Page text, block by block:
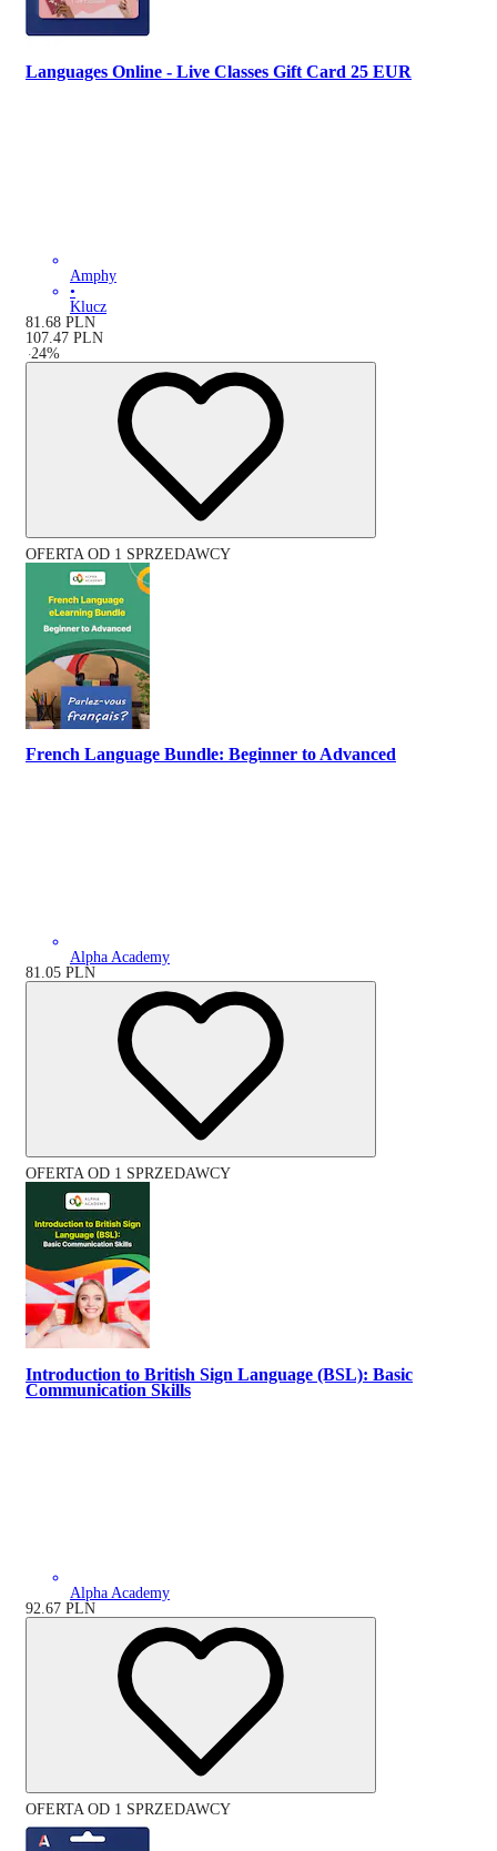
Languages Online - Live Classes Gift Card 25 EUR
Amphy
•
Klucz
81.68 PLN
107.47 PLN
-24%
OFERTA OD 1 SPRZEDAWCY
French Language Bundle: Beginner to Advanced
Alpha Academy
81.05 PLN
OFERTA OD 1 SPRZEDAWCY
Introduction to British Sign Language (BSL): Basic
Communication Skills
Alpha Academy
92.67 PLN
OFERTA OD 1 SPRZEDAWCY